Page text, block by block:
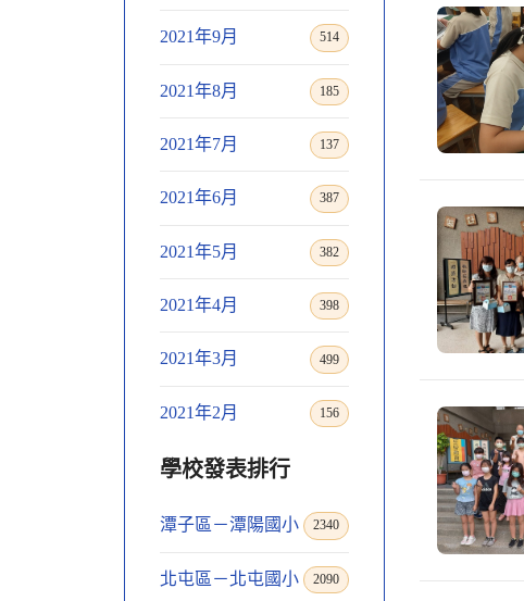
2021年9月 514
2021年8月 185
2021年7月 137
2021年6月 387
2021年5月 382
2021年4月 398
2021年3月 499
2021年2月 156
學校發表排行
潭子區－潭陽國小 2340
北屯區－北屯國小 2090